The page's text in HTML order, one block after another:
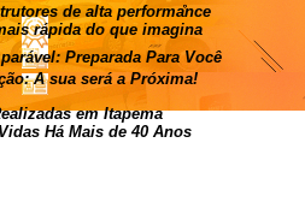
Há Mais de 40 Anos
em Itapema
A sua será a Próxima!
Preparada Para Você
rápida do que imagina
de alta performance